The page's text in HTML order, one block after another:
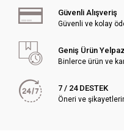
Güvenli Alışveriş
Güvenli ve kolay
Geniş Ürün
Binlerce ürün ve
7 / 24 DESTEK
Öneri ve